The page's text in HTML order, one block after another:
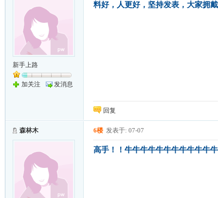
新手上路
加关注 发消息
料好，人更好，坚持发表，大家拥
回复
森林木 6楼 发表于: 07-07
高手！！牛牛牛牛牛牛牛牛牛牛牛